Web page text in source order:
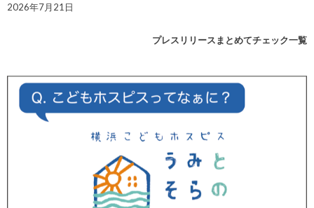
2026年7月21日
プレスリリースまとめてチェック一覧